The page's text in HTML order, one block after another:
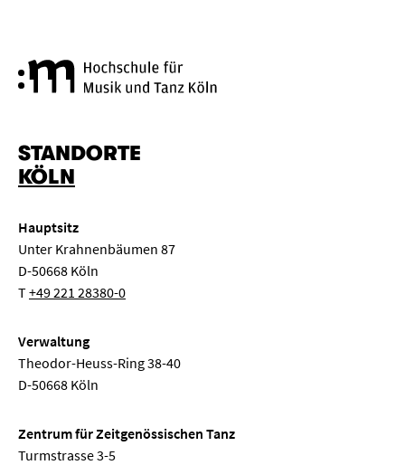
STANDORTE
KÖLN
Hauptsitz
Unter Krahnenbäumen 87
D-50668 Köln
T+49 221 28380-0
Verwaltung
Theodor-Heuss-Ring 38-40
D-50668 Köln
Zentrum für Zeitgenössischen Tanz
Turmstrasse 3-5